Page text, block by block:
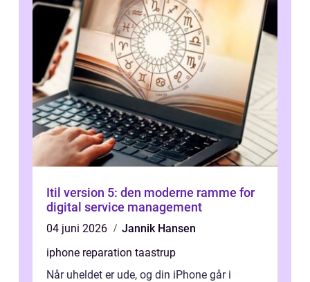
Itil version 5: den moderne ramme for
digital service management
04 juni 2026
Jannik Hansen
iphone reparation taastrup
Når uheldet er ude, og din iPhone går i